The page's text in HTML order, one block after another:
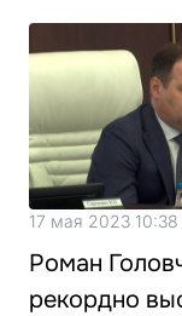
17 мая 2023 10:38
Роман
рекордно